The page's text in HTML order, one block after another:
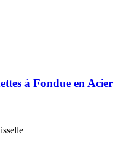
à Fondue en Acier